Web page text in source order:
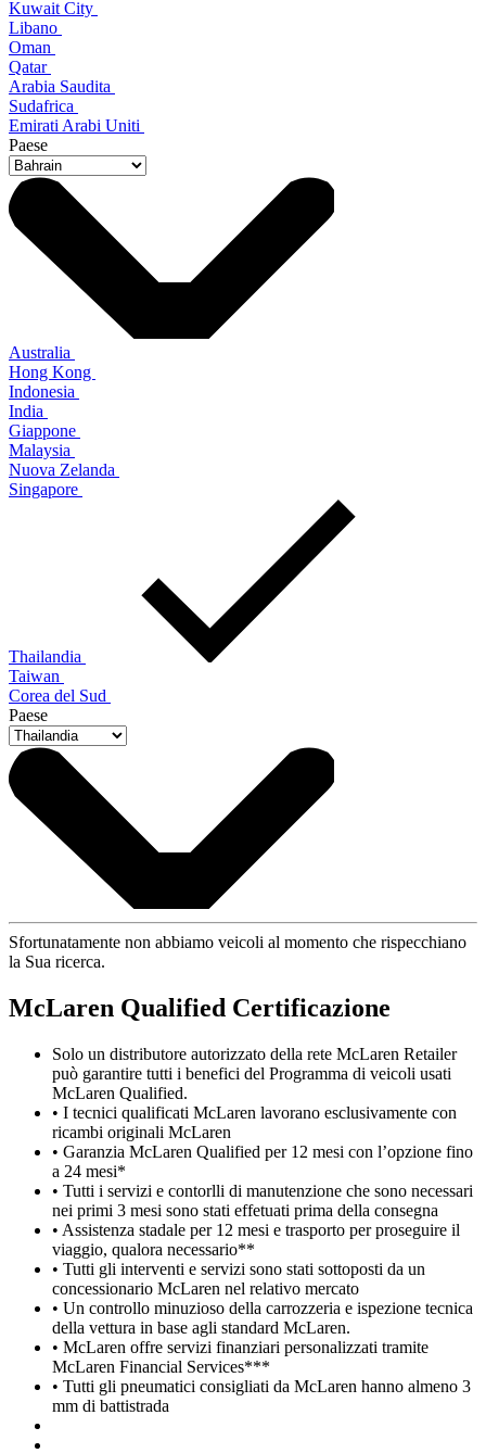
Kuwait City
Libano
Oman
Qatar
Arabia Saudita
Sudafrica
Emirati Arabi Uniti
Paese
Australia
Hong Kong
Indonesia
India
Giappone
Malaysia
Nuova Zelanda
Singapore
Thailandia
Taiwan
Corea del Sud
Paese
Sfortunatamente non abbiamo veicoli al momento che rispecchiano
la Sua ricerca.
McLaren Qualified Certificazione
Solo un distributore autorizzato della rete McLaren Retailer
può garantire tutti i benefici del Programma di veicoli usati
McLaren Qualified.
• I tecnici qualificati McLaren lavorano esclusivamente con
ricambi originali McLaren
• Garanzia McLaren Qualified per 12 mesi con l’opzione fino
a 24 mesi*
• Tutti i servizi e contorlli di manutenzione che sono necessari
nei primi 3 mesi sono stati effetuati prima della consegna
• Assistenza stadale per 12 mesi e trasporto per proseguire il
viaggio, qualora necessario**
• Tutti gli interventi e servizi sono stati sottoposti da un
concessionario McLaren nel relativo mercato
• Un controllo minuzioso della carrozzeria e ispezione tecnica
della vettura in base agli standard McLaren.
• McLaren offre servizi finanziari personalizzati tramite
McLaren Financial Services***
• Tutti gli pneumatici consigliati da McLaren hanno almeno 3
mm di battistrada